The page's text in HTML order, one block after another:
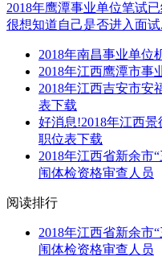
2018年鹰潭事业单位笔试
很想知道自己是否进入面试
2018年南昌事业单位
2018年江西鹰潭市事
2018年江西吉安市安
表下载
好消息!2018年江西
职位表下载
2018年江西省新余市
闱体检资格审查人员
阅读排行
2018年江西省新余市
闱体检资格审查人员